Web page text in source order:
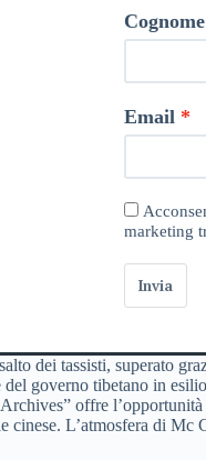
Cognome
Email
marketing
Invia
dei tassisti, superato
governo tibetano in
offre
L’atmosfera di Mc